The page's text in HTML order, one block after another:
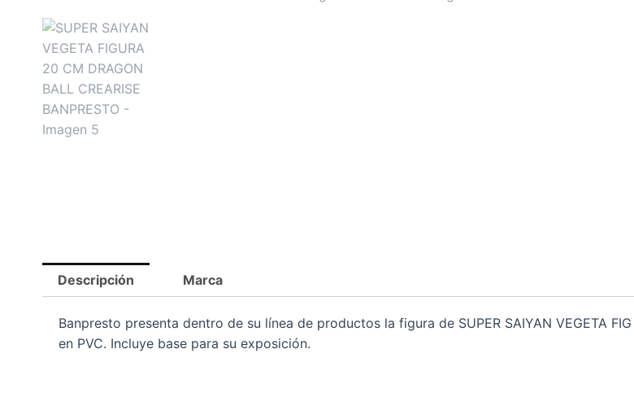
Descripción Marca
Banpresto presenta dentro de su línea de productos la figura de SUPER SAIYAN VEGETA
en PVC. Incluye base para su exposición.